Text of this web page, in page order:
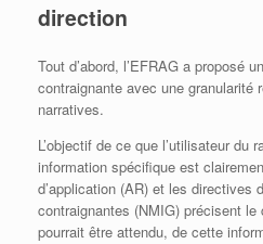
direction
Tout d’abord, l’EFRAG a proposé
contraignante avec une granularité
narratives.
L’objectif de ce que l’utilisateur du
information spécifique est
d’application (AR) et les
contraignantes (NMIG) précisent le
pourrait être attendu, de cette